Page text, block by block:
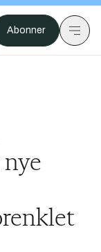
Abonner